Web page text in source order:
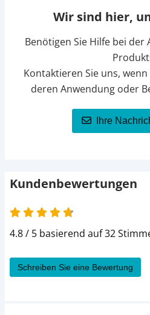
Wir sind hier,
Benötigen Sie Hilfe bei der
Kontaktieren Sie uns,
deren Anwendung oder
Ihre
Kundenbewertungen
4.8 von 5
4.8 / 5 basierend auf 32
Schreiben Sie eine Bewertung